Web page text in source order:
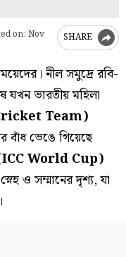
on: Nov
SHARE
নীল সমুদ্রে রবি-
যখন ভারতীয় মহিলা
Team)
বাঁধ ভেঙে গিয়েছে
World Cup)
ও সম্মানের দৃশ্য, যা